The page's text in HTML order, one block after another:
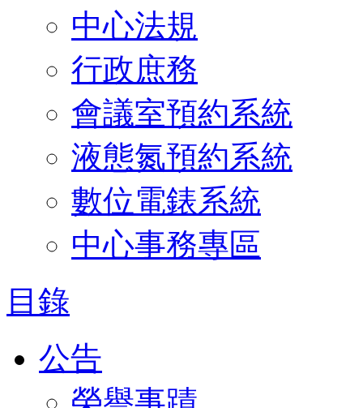
中心法規
行政庶務
會議室預約系統
液態氮預約系統
數位電錶系統
中心事務專區
目錄
公告